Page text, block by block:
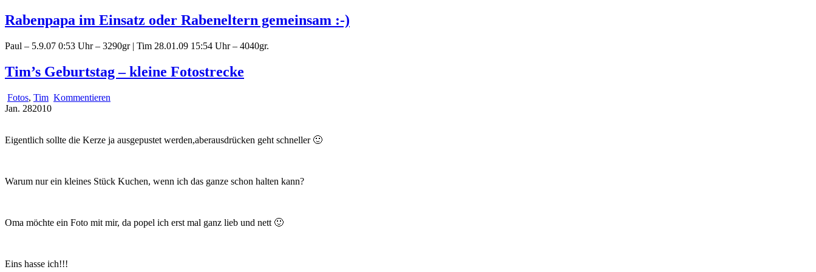
Rabenpapa im Einsatz oder Rabeneltern gemeinsam :-)
Paul – 5.9.07 0:53 Uhr – 3290gr | Tim 28.01.09 15:54 Uhr – 4040gr.
Tim’s Geburtstag – kleine Fotostrecke
Fotos, Tim Kommentieren
Jan. 282010
Eigentlich sollte die Kerze ja ausgepustet werden,aberausdrücken geht schneller 🙂
Warum nur ein kleines Stück Kuchen, wenn ich das ganze schon halten kann?
Oma möchte ein Foto mit mir, da popel ich erst mal ganz lieb und nett 🙂
Eins hasse ich!!!